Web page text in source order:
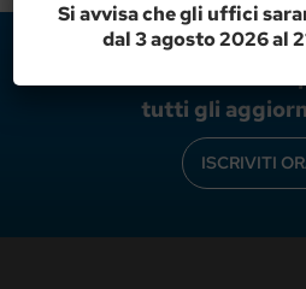
tutti gli
ISCRIVITI
Si avvisa che gli uffici
dal 3 agosto 2026 al